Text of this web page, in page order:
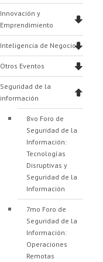
Innovación y
Emprendimiento
Inteligencia de Negocios
Otros Eventos
Seguridad de la
información
8vo Foro de
Seguridad de la
Información:
Tecnologías
Disruptivas y
Seguridad de la
Información
7mo Foro de
Seguridad de la
Información:
Operaciones
Remotas